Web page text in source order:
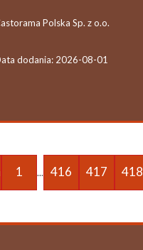
Polska Sp. z o.o.
dodania: 2026-08-01
1 ... 416 417 418